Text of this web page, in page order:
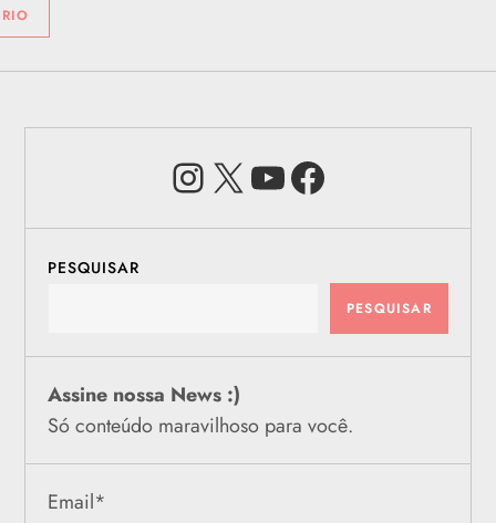
Instagram
X Youtube
PESQUISAR
PESQUISAR
Assine nossa News :)
Só conteúdo maravilhoso para você.
Email*